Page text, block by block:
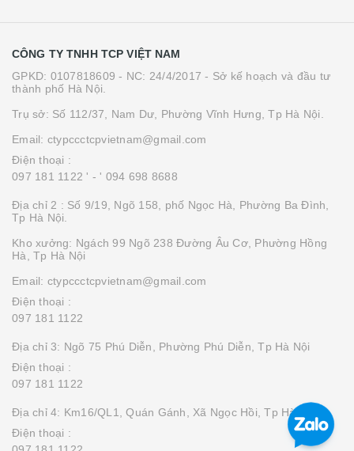
CÔNG TY TNHH TCP VIỆT NAM
GPKD: 0107818609 - NC: 24/4/2017 - Sở kế hoạch và đầu tư
thành phố Hà Nội.
Trụ sở: Số 112/37, Nam Dư, Phường Vĩnh Hưng, Tp Hà Nội.
Email: ctypccctcpvietnam@gmail.com
Điện thoại :
097 181 1122 ' - ' 094 698 8688
Địa chỉ 2 : Số 9/19, Ngõ 158, phố Ngọc Hà, Phường Ba Đình,
Tp Hà Nội.
Kho xưởng: Ngách 99 Ngõ 238 Đường Âu Cơ, Phường Hồng
Hà, Tp Hà Nội
Email: ctypccctcpvietnam@gmail.com
Điện thoại :
097 181 1122
Địa chỉ 3: Ngõ 75 Phú Diễn, Phường Phú Diễn, Tp Hà Nội
Điện thoại :
097 181 1122
Địa chỉ 4: Km16/QL1, Quán Gánh, Xã Ngọc Hồi, Tp Hà Nội
Điện thoại :